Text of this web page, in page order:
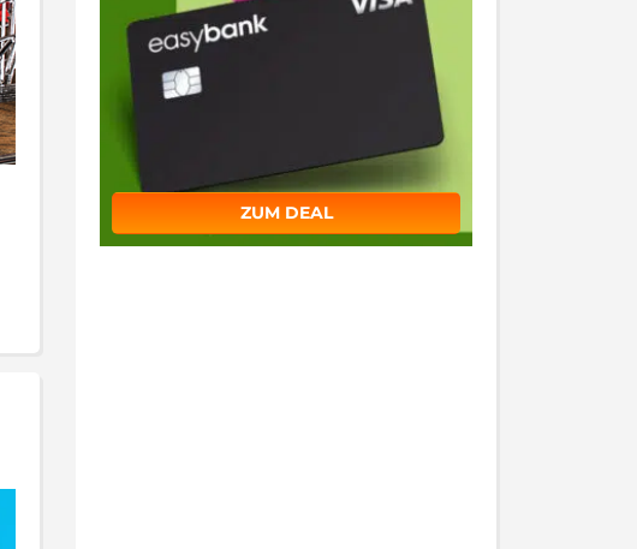
ZUM DEAL